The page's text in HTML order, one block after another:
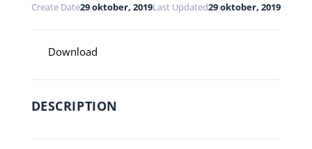
Create Date29 oktober, 2019Last Updated29 oktober, 2019
Download
DESCRIPTION